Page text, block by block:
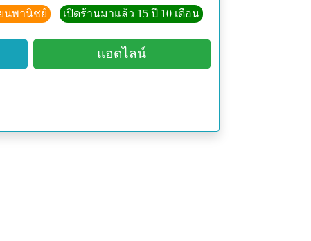
ก แตกได้ ปลายข้างหนึ่งมีขนสีขาว
พบในอินเดีย คาบสมุทรอินโดจีน
นพานิชย์ เปิดร้านมาแล้ว 15 ปี 10 เดือน
แอดไลน์